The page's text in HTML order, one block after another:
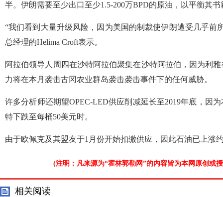
半。伊朗需要至少出口至少1.5-200万BPD的原油，以平衡其书
“我们看到大量升级风险，因为美国的制裁使伊朗遭受几乎前
总经理的Helima Croft表示。
阿拉伯领导人周四在沙特阿拉伯聚集在沙特阿拉伯，因为利
力将在本月袭击古冈农业群岛袭击袭击事件下的任何威胁。
许多分析师还期望OPEC-LED供应削减延长至2019年底，因
特下跌至每桶50美元时。
由于欧佩克及其盟友于1月份开始扣缴供应，因此石油已上涨
(注明：凡来源为“霍林郭勒网”的内容皆为本网原创或
相关阅读